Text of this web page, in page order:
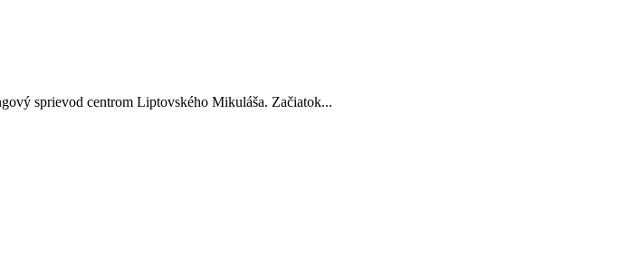
sprievod centrom Liptovského Mikuláša. Začiatok...